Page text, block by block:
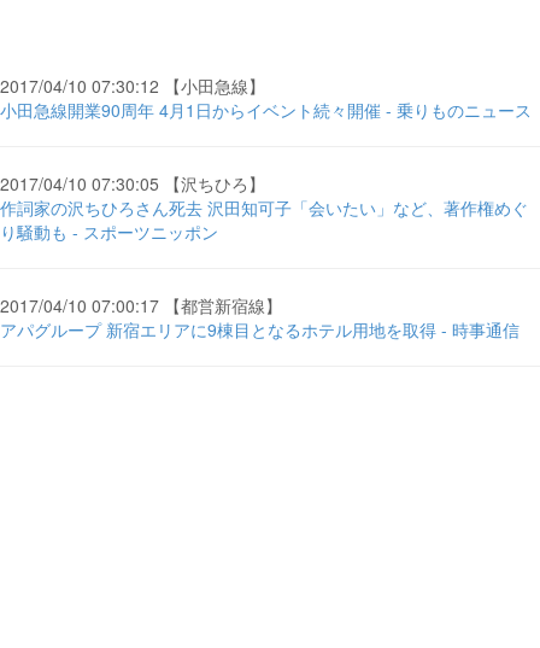
2017/04/10 07:30:12 【小田急線】
小田急線開業90周年 4月1日からイベント続々開催 - 乗りものニュース
2017/04/10 07:30:05 【沢ちひろ】
作詞家の沢ちひろさん死去 沢田知可子「会いたい」など、著作権めぐ
り騒動も - スポーツニッポン
2017/04/10 07:00:17 【都営新宿線】
アパグループ 新宿エリアに9棟目となるホテル用地を取得 - 時事通信